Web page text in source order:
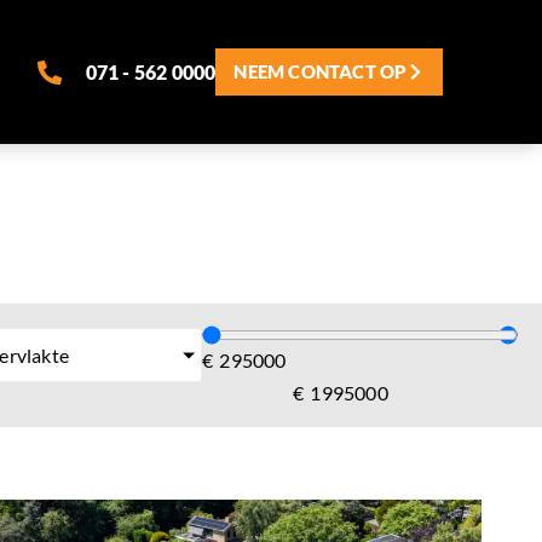
071 - 562 0000 NEEM CONTACT OP
€
€